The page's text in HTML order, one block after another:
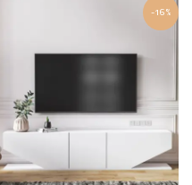
-16%